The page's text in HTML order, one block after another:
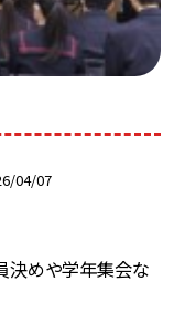
04/07
決めや学年集会な